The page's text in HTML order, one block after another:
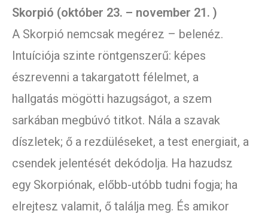
Skorpió (október 23. – november 21. )
A Skorpió nemcsak megérez – belenéz.
Intuíciója szinte röntgenszerű: képes
észrevenni a takargatott félelmet, a
hallgatás mögötti hazugságot, a szem
sarkában megbúvó titkot. Nála a szavak
díszletek; ő a rezdüléseket, a test energiait, a
csendek jelentését dekódolja. Ha hazudsz
egy Skorpiónak, előbb-utóbb tudni fogja; ha
elrejtesz valamit, ő találja meg. És amikor